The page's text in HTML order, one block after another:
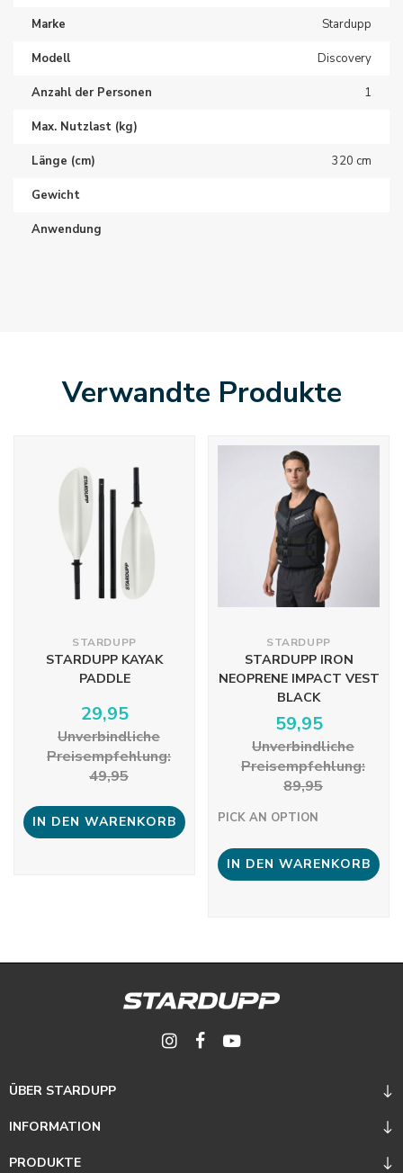
Marke Stardupp
Modell Discovery
Anzahl der Personen 1
Max. Nutzlast (kg)
Länge (cm) 320 cm
Gewicht
Anwendung
Verwandte Produkte
STARDUPP
STARDUPP KAYAK
PADDLE
29,95
Unverbindliche
Preisempfehlung:
49,95
IN DEN WARENKORB
STARDUPP
STARDUPP IRON
NEOPRENE IMPACT VEST
BLACK
59,95
Unverbindliche
Preisempfehlung:
89,95
PICK AN OPTION
IN DEN WARENKORB
ÜBER STARDUPP
INFORMATION
PRODUKTE